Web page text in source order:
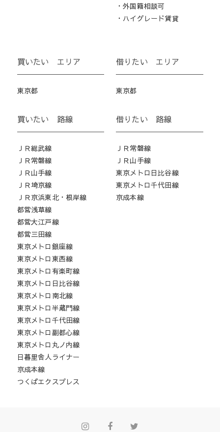
・外国籍相談可
・ハイグレード賃貸
買いたい エリア
東京都
買いたい 路線
ＪＲ総武線
ＪＲ常磐線
ＪＲ山手線
ＪＲ埼京線
ＪＲ京浜東北・根岸線
都営浅草線
都営大江戸線
都営三田線
東京メトロ銀座線
東京メトロ東西線
東京メトロ有楽町線
東京メトロ日比谷線
東京メトロ南北線
東京メトロ半蔵門線
東京メトロ千代田線
東京メトロ副都心線
東京メトロ丸ノ内線
日暮里舎人ライナー
京成本線
つくばエクスプレス
借りたい エリア
東京都
借りたい 路線
ＪＲ常磐線
ＪＲ山手線
東京メトロ日比谷線
東京メトロ千代田線
京成本線
InstagramFacebook